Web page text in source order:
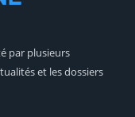
par plusieurs
et les dossiers